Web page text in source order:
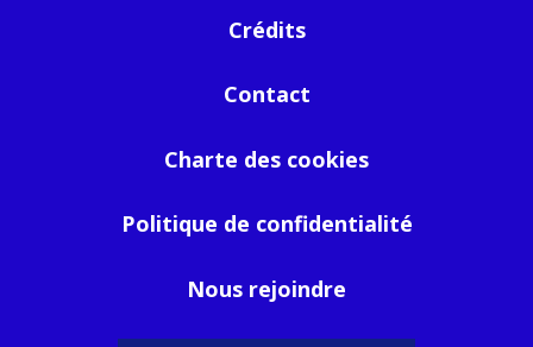
Crédits
Contact
Charte des cookies
Politique de confidentialité
Nous rejoindre